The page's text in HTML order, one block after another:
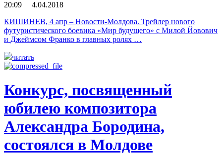
20:09 4.04.2018
КИШИНЕВ, 4 апр – Новости-Молдова. Трейлер нового
футуристического боевика «Мир будущего» с Милой Йовович
и Джеймсом Франко в главных ролях …
читать
Конкурс, посвященный
юбилею композитора
Александра Бородина,
состоялся в Молдове